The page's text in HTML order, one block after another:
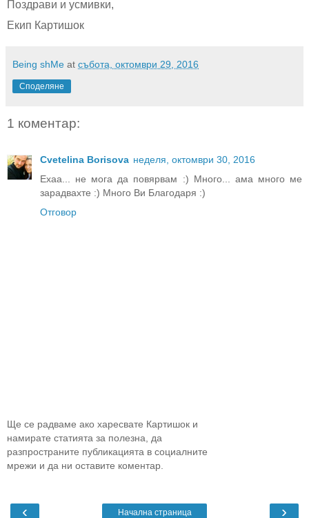
Поздрави и усмивки,
Екип Картишок
Being shMe at събота, октомври 29, 2016
Споделяне
1 коментар:
Cvetelina Borisova неделя, октомври 30, 2016
Ехаа... не мога да повярвам :) Много... ама много ме
зарадвахте :) Много Ви Благодаря :)
Отговор
Ще се радваме ако харесвате Картишок и
намирате статията за полезна, да
разпространите публикацията в социалните
мрежи и да ни оставите коментар.
‹ ›
Начална страница